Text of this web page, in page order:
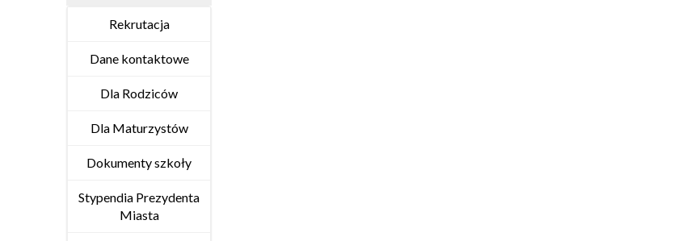
Rekrutacja
Dane kontaktowe
Dla Rodziców
Dla Maturzystów
Dokumenty szkoły
Stypendia Prezydenta
Miasta